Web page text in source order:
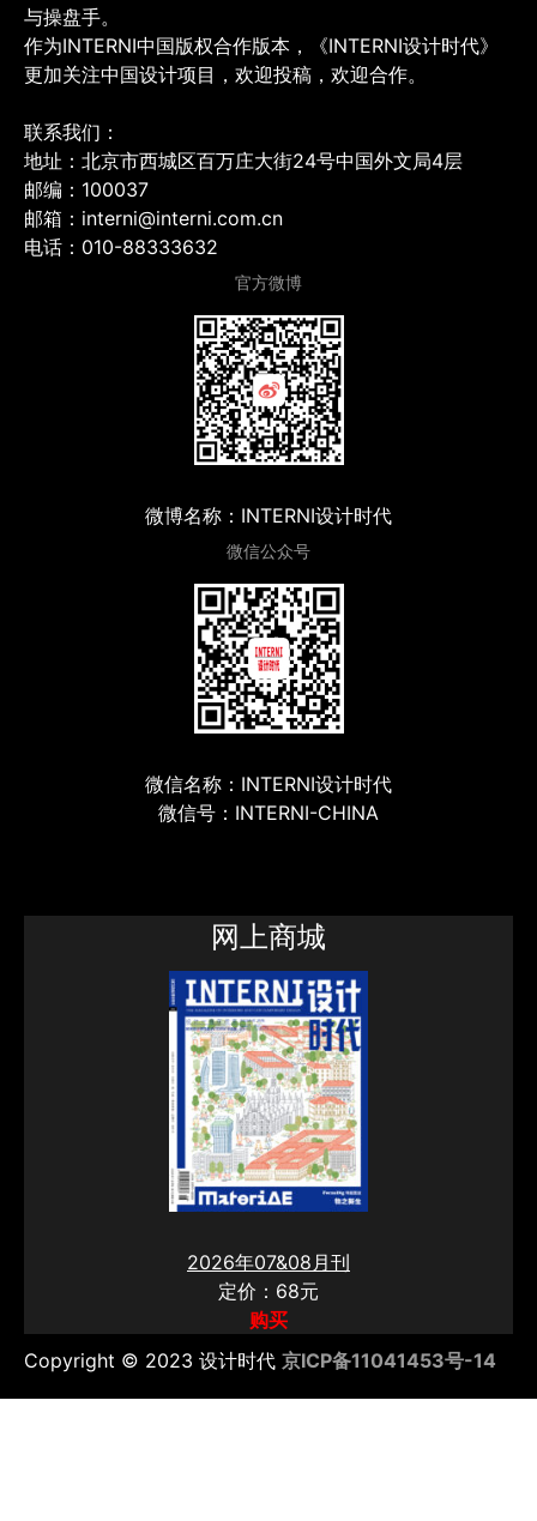
与操盘手。
作为INTERNI中国版权合作版本，《INTERNI设计时代》
更加关注中国设计项目，欢迎投稿，欢迎合作。
联系我们：
地址：北京市西城区百万庄大街24号中国外文局4层
邮编：100037
邮箱：interni@interni.com.cn
电话：010-88333632
官方微博
微博名称：INTERNI设计时代
微信公众号
微信名称：INTERNI设计时代
微信号：INTERNI-CHINA
网上商城
2026年07&08月刊
定价：68元
购买
Copyright © 2023 设计时代 京ICP备11041453号-14